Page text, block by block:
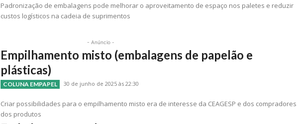
Padronização de embalagens pode melhorar o aproveitamento de espaço nos paletes e reduzir
custos logísticos na cadeia de suprimentos
- Anúncio -
Empilhamento misto (embalagens de papelão e
plásticas)
COLUNA EMPAPEL 30 de junho de 2025 às 22:30
Criar possibilidades para o empilhamento misto era de interesse da CEAGESP e dos compradores
dos produtos